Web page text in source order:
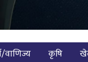
वाणिज्य कृषि